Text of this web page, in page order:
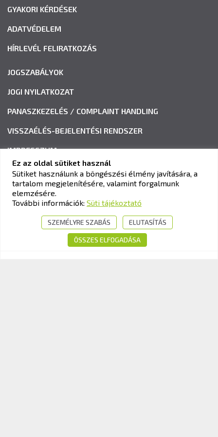
GYAKORI KÉRDÉSEK
ADATVÉDELEM
HÍRLEVÉL FELIRATKOZÁS
JOGSZABÁLYOK
JOGI NYILATKOZAT
PANASZKEZELÉS / COMPLAINT HANDLING
VISSZAÉLÉS-BEJELENTÉSI RENDSZER
IMPRESSZUM
KAV KÖZLEKEDÉSI ALKALMASSÁGI ÉS VIZSGAKÖZPONT
Cím:1033 Budapest, Polgár utca 8-10.
+36-1-510-0101
info@kavk.hu
Ez az oldal sütiket használ
Sütiket használunk a böngészési élmény javítására, a
tartalom megjelenítésére, valamint forgalmunk
elemzésére.
További információk: Süti tájékoztató
SZEMÉLYRE SZABÁS ELUTASÍTÁS
ÖSSZES ELFOGADÁSA